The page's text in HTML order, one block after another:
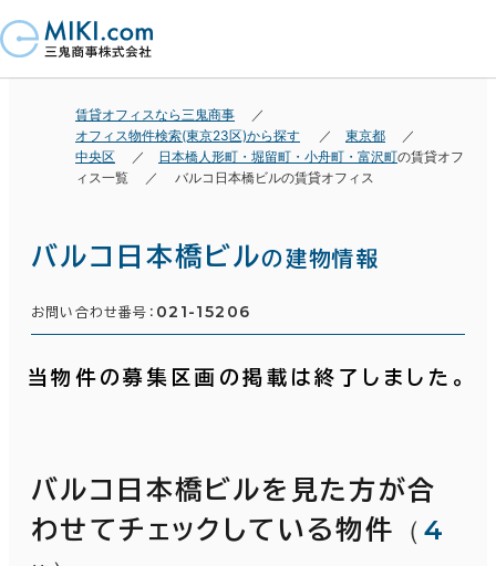
賃貸オフィスなら三鬼商事
オフィス物件検索(東京23区)から探す
東京都
中央区
日本橋人形町・堀留町・小舟町・富沢町の賃貸オフ
ィス一覧
バルコ日本橋ビルの賃貸オフィス
バルコ日本橋ビルの建物情報
お問い合わせ番号： 021-15206
当物件の募集区画の掲載は終了しました。
バルコ日本橋ビルを見た方が合
わせてチェックしている物件
（ 4